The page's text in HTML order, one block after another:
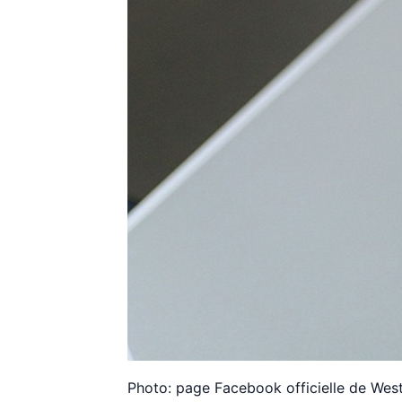
Photo: page Facebook officielle de